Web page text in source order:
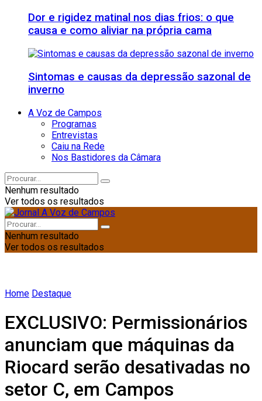
Dor e rigidez matinal nos dias frios: o que
causa e como aliviar na própria cama
Sintomas e causas da depressão sazonal de
inverno
A Voz de Campos
Programas
Entrevistas
Caiu na Rede
Nos Bastidores da Câmara
Nenhum resultado
Ver todos os resultados
Nenhum resultado
Ver todos os resultados
Home Destaque
EXCLUSIVO: Permissionários
anunciam que máquinas da
Riocard serão desativadas no
setor C, em Campos